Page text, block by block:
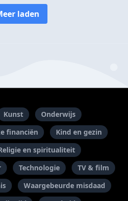
laden
Kunst
Onderwijs
financiën
Kind en gezin
en spiritualiteit
Technologie
TV & film
Waargebeurde misdaad